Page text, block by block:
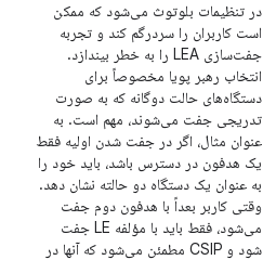
در تنظیمات بلوتوث می‌شود که ممکن
است کاربران را سردرگم کند و تجربه
جفت‌سازی LEA را به خطر بیندازد.
انتخاب رهبر پویا مخصوصاً برای
دستگاه‌های حالت دوگانه که به صورت
تدریجی جفت می‌شوند، مهم است. به
عنوان مثال، اگر در جفت شدن اولیه فقط
یک هدفون در دسترس باشد، باید خود را
به عنوان یک دستگاه دو حالته نشان دهد.
وقتی کاربر بعداً با هدفون دوم جفت
می‌شود، فقط باید با مؤلفه LE جفت
شود و CSIP مطمئن می‌شود که آنها در